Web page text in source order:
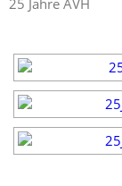
25 Jahre AVH